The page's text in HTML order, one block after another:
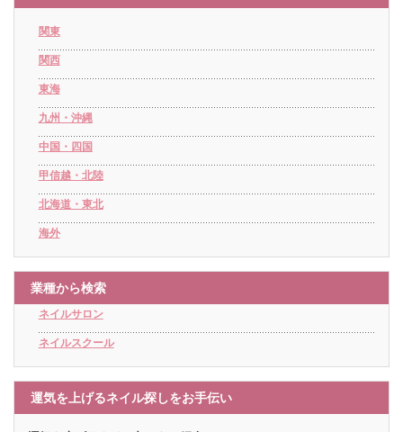
関東
関西
東海
九州・沖縄
中国・四国
甲信越・北陸
北海道・東北
海外
業種から検索
ネイルサロン
ネイルスクール
運気を上げるネイル探しをお手伝い